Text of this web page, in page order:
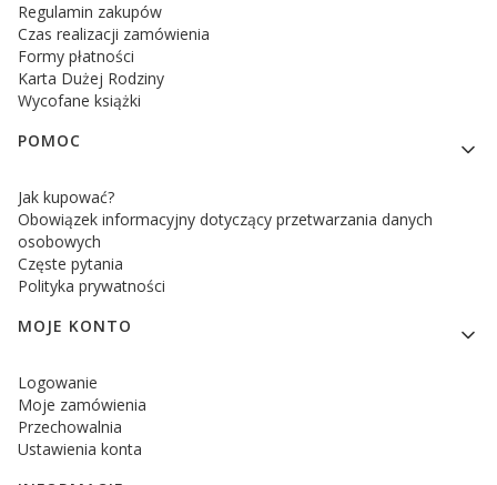
Regulamin zakupów
Czas realizacji zamówienia
Formy płatności
Karta Dużej Rodziny
Wycofane książki
POMOC
Jak kupować?
Obowiązek informacyjny dotyczący przetwarzania danych
osobowych
Częste pytania
Polityka prywatności
MOJE KONTO
Logowanie
Moje zamówienia
Przechowalnia
Ustawienia konta